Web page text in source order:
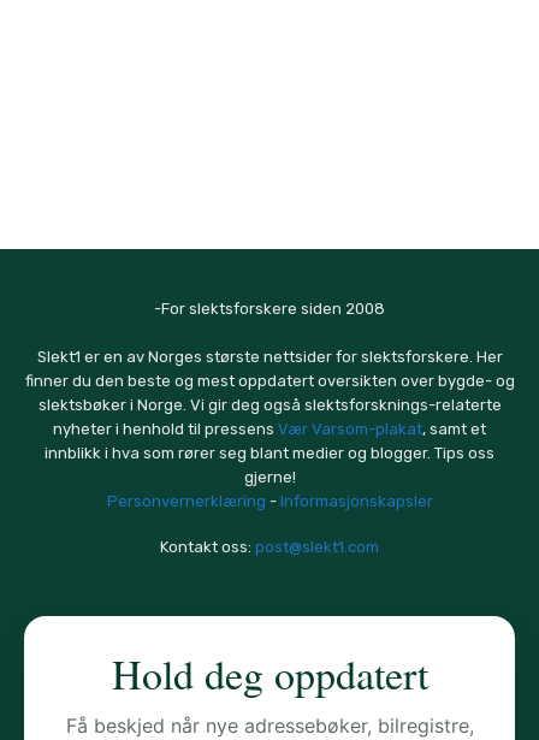
-For slektsforskere siden 2008
Slekt1 er en av Norges største nettsider for slektsforskere. Her
finner du den beste og mest oppdatert oversikten over bygde- og
slektsbøker i Norge. Vi gir deg også slektsforsknings-relaterte
nyheter i henhold til pressens Vær Varsom-plakat, samt et
innblikk i hva som rører seg blant medier og blogger. Tips oss
gjerne!
Personvernerklæring - Informasjonskapsler
Kontakt oss: post@slekt1.com
Hold deg oppdatert
Få beskjed når nye adressebøker, bilregistre,